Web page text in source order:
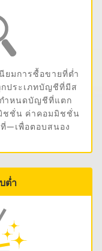
ยมการซื้อขายที่ต่ำ
ประเภทบัญชีที่มีส
กำหนดบัญชีที่แตก
ชชั่น ค่าคอมมิชชั่น
—เพื่อตอบสนอง
ต่ำ